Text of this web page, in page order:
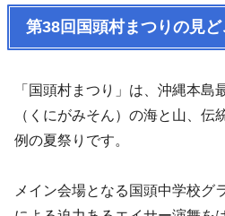
第38回国頭村まつりの見
「国頭村まつり」は、沖縄本島
（くにがみそん）の海と山、伝
例の夏祭りです。
メイン会場となる国頭中学校グ